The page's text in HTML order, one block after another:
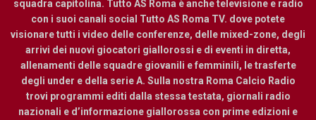
squadra capitolina. Tutto AS Roma è anche televisione e radio
con i suoi canali social Tutto AS Roma TV. dove potete
visionare tutti i video delle conferenze, delle mixed-zone, degli
arrivi dei nuovi giocatori giallorossi e di eventi in diretta,
allenamenti delle squadre giovanili e femminili, le trasferte
degli under e della serie A. Sulla nostra Roma Calcio Radio
trovi programmi editi dalla stessa testata, giornali radio
nazionali e d’informazione giallorossa con prime edizioni e